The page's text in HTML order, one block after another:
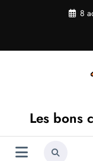
8
Les bons